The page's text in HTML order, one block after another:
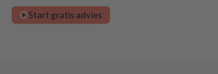
Start gratis advies